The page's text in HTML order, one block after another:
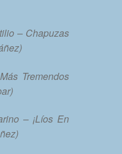
– Chapuzas
Tremendos
– ¡Líos En